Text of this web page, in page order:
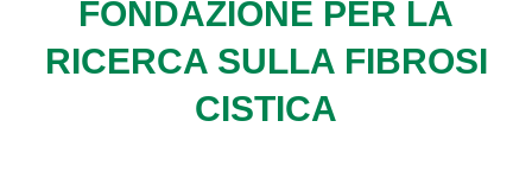
FONDAZIONE PER LA
RICERCA SULLA FIBROSI
CISTICA